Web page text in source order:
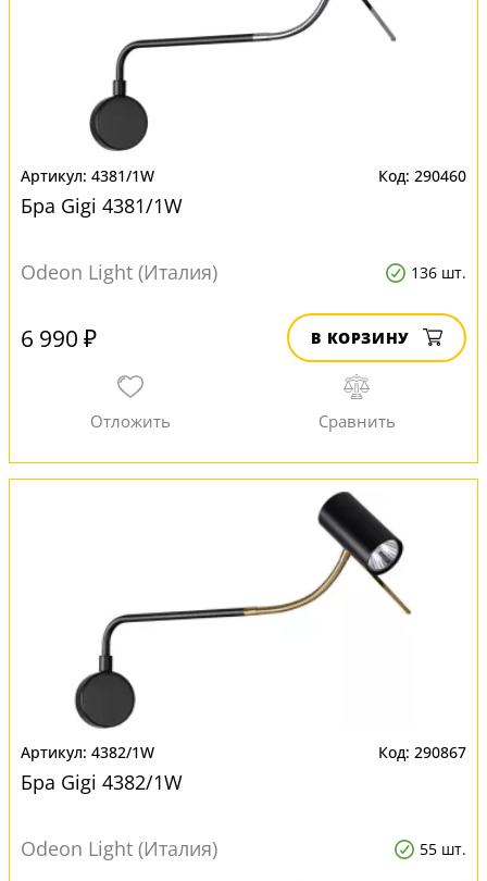
4381/1W 290460
Бра Gigi 4381/1W
Odeon Light (Италия) 136 шт.
6 990 ₽ В КОРЗИНУ
4382/1W 290867
Бра Gigi 4382/1W
Odeon Light (Италия) 55 шт.